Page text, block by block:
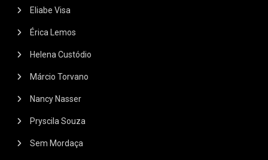
Eliabe Visa
Érica Lemos
Helena Custódio
Márcio Torvano
Nancy Nasser
Pryscila Souza
Sem Mordaça